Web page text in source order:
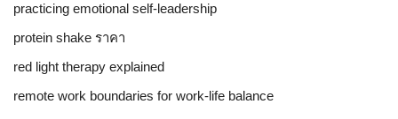
practicing emotional self-leadership
protein shake ราคา
red light therapy explained
remote work boundaries for work-life balance